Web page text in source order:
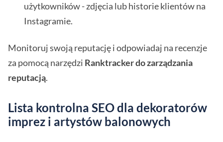
użytkowników - zdjęcia lub historie klientów na
Instagramie.
Monitoruj swoją reputację i odpowiadaj na recenzje
za pomocą narzędzi Ranktracker do zarządzania
reputacją.
Lista kontrolna SEO dla dekoratorów
imprez i artystów balonowych